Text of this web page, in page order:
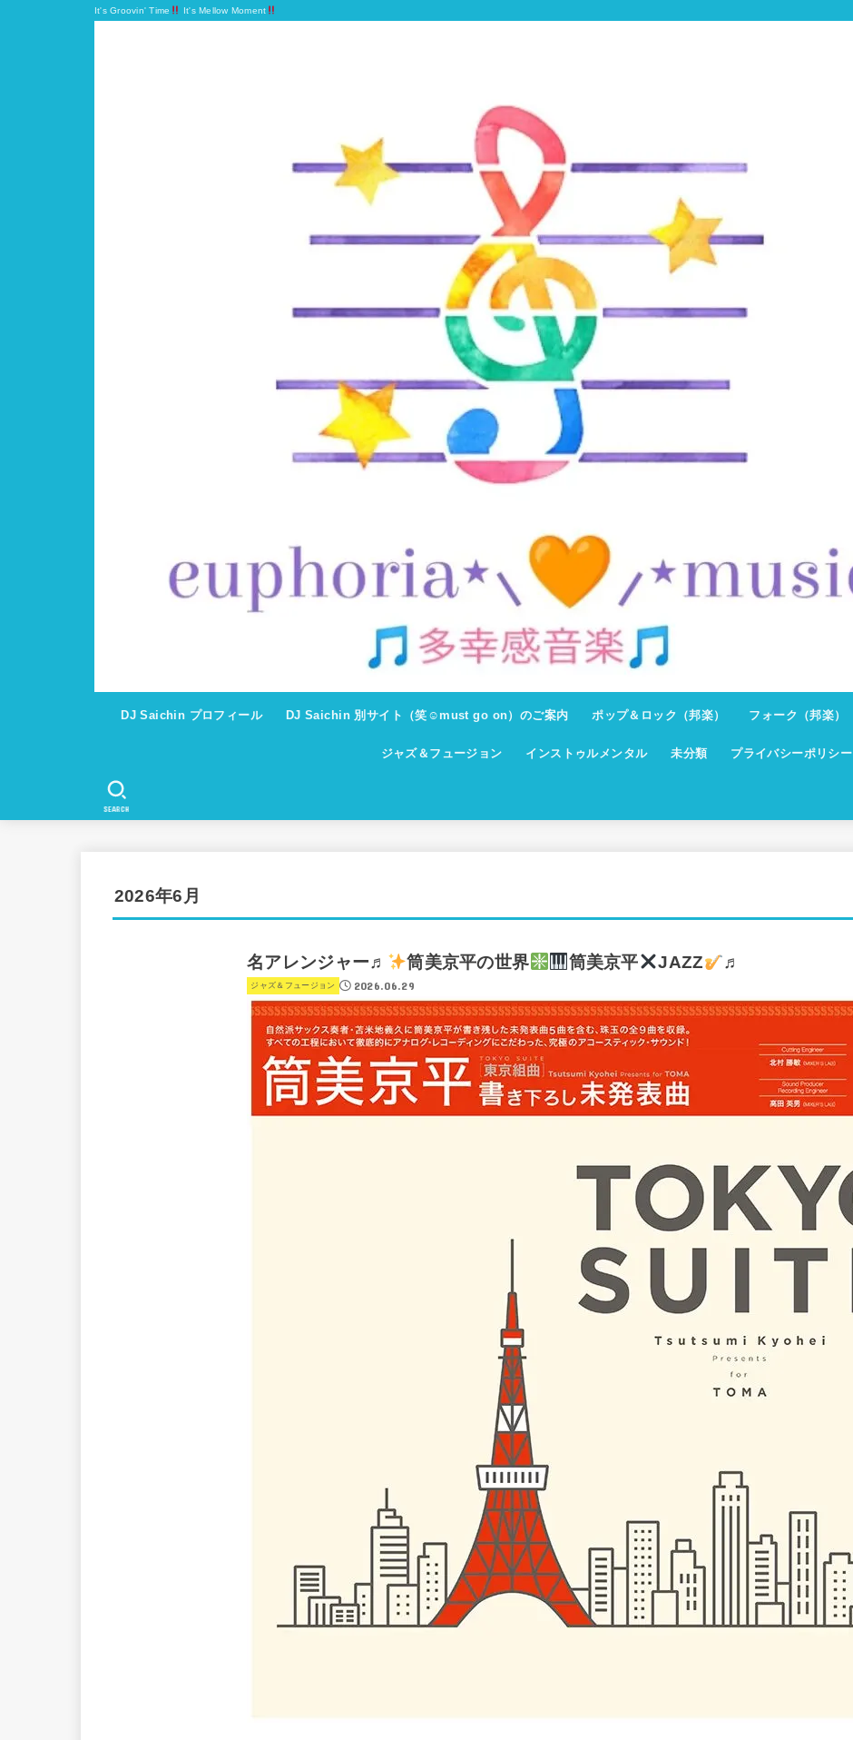
It's Groovin' Time It's Mellow Moment
DJ Saichin プロフィール DJ Saichin 別サイト（笑☺must go on）のご案内 ポップ＆ロック（邦楽） フォーク（邦楽）
ジャズ＆フュージョン インストゥルメンタル 未分類 プライバシーポリシー
SEARCH
2026年6月
名アレンジャー♬ 筒美京平の世界 筒美京平 JAZZ ♬
ジャズ＆フュージョン 2026.06.29